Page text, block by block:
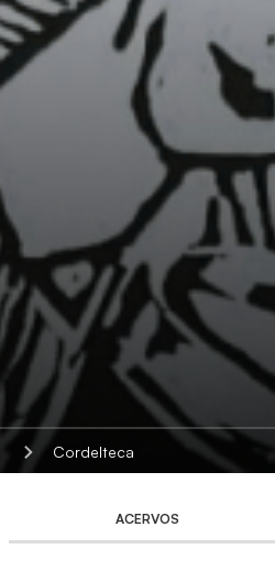
Cordelteca
ACERVOS